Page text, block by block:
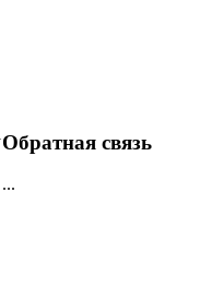
Обратная связь
...